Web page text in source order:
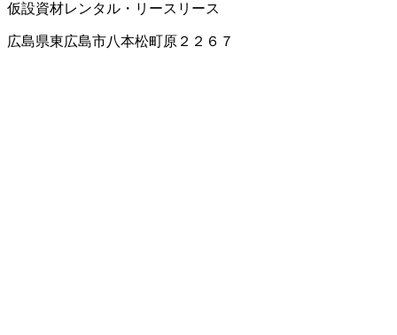
仮設資材レンタル・リース リース
広島県東広島市八本松町原２２６７